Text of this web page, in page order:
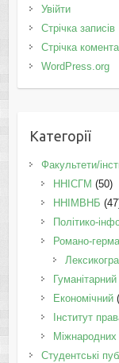
Увійти
Стрічка записів
Стрічка
WordPress.org
Категорії
Факультети/
ННІСГМ (50)
ННІМВНБ
Політико-
Романо-
Гуманітарний
Економічний
Інститут
Міжнародних
Студентські